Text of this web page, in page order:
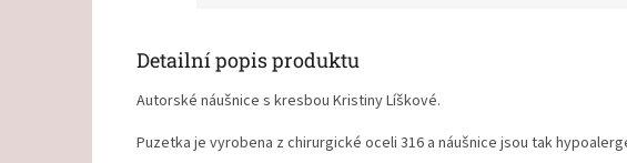
Detailní popis produktu
Autorské náušnice s kresbou Kristiny Líškové.
Puzetka je vyrobena z chirurgické oceli 316 a náušnice jsou tak